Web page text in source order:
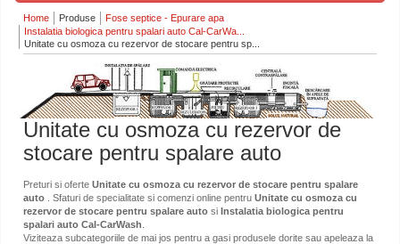
Home Produse
Fose septice - Epurare apa
Instalatia biologica pentru spalari auto Cal-CarWa...
Unitate cu osmoza cu rezervor de stocare pentru sp...
Unitate cu osmoza cu rezervor de
stocare pentru spalare auto
Preturi si oferte Unitate cu osmoza cu rezervor de stocare pentru spalare
auto
. Sfaturi de specialitate si comenzi online pentru Unitate cu osmoza cu
rezervor de stocare pentru spalare auto si Instalatia biologica pentru
spalari auto Cal-CarWash
Viziteaza subcategoriile de mai jos pentru a gasi produsele dorite sau apeleaza la